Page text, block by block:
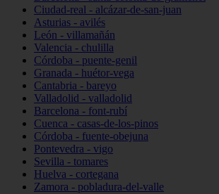
Ciudad-real - alcázar-de-san-juan
Asturias - avilés
León - villamañán
Valencia - chulilla
Córdoba - puente-genil
Granada - huétor-vega
Cantabria - bareyo
Valladolid - valladolid
Barcelona - font-rubí
Cuenca - casas-de-los-pinos
Córdoba - fuente-obejuna
Pontevedra - vigo
Sevilla - tomares
Huelva - cortegana
Zamora - pobladura-del-valle